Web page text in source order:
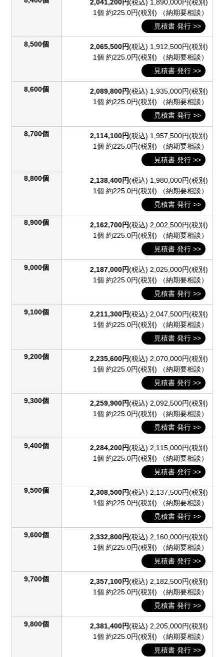
2,041,200円(税込) 1,890,000円(税別)
1個 約225.0円(税別) （納期要相談）
見積書 発行 >>
8,500個 2,065,500円(税込) 1,912,500円(税別)
1個 約225.0円(税別) （納期要相談）
見積書 発行 >>
8,600個 2,089,800円(税込) 1,935,000円(税別)
1個 約225.0円(税別) （納期要相談）
見積書 発行 >>
8,700個 2,114,100円(税込) 1,957,500円(税別)
1個 約225.0円(税別) （納期要相談）
見積書 発行 >>
8,800個 2,138,400円(税込) 1,980,000円(税別)
1個 約225.0円(税別) （納期要相談）
見積書 発行 >>
8,900個 2,162,700円(税込) 2,002,500円(税別)
1個 約225.0円(税別) （納期要相談）
見積書 発行 >>
9,000個 2,187,000円(税込) 2,025,000円(税別)
1個 約225.0円(税別) （納期要相談）
見積書 発行 >>
9,100個 2,211,300円(税込) 2,047,500円(税別)
1個 約225.0円(税別) （納期要相談）
見積書 発行 >>
9,200個 2,235,600円(税込) 2,070,000円(税別)
1個 約225.0円(税別) （納期要相談）
見積書 発行 >>
9,300個 2,259,900円(税込) 2,092,500円(税別)
1個 約225.0円(税別) （納期要相談）
見積書 発行 >>
9,400個 2,284,200円(税込) 2,115,000円(税別)
1個 約225.0円(税別) （納期要相談）
見積書 発行 >>
9,500個 2,308,500円(税込) 2,137,500円(税別)
1個 約225.0円(税別) （納期要相談）
見積書 発行 >>
9,600個 2,332,800円(税込) 2,160,000円(税別)
1個 約225.0円(税別) （納期要相談）
見積書 発行 >>
9,700個 2,357,100円(税込) 2,182,500円(税別)
1個 約225.0円(税別) （納期要相談）
見積書 発行 >>
9,800個 2,381,400円(税込) 2,205,000円(税別)
1個 約225.0円(税別) （納期要相談）
見積書 発行 >>